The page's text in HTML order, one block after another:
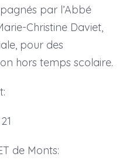
par l’Abbé
Christine Daviet,
pour des
hors temps scolaire.
de Monts: